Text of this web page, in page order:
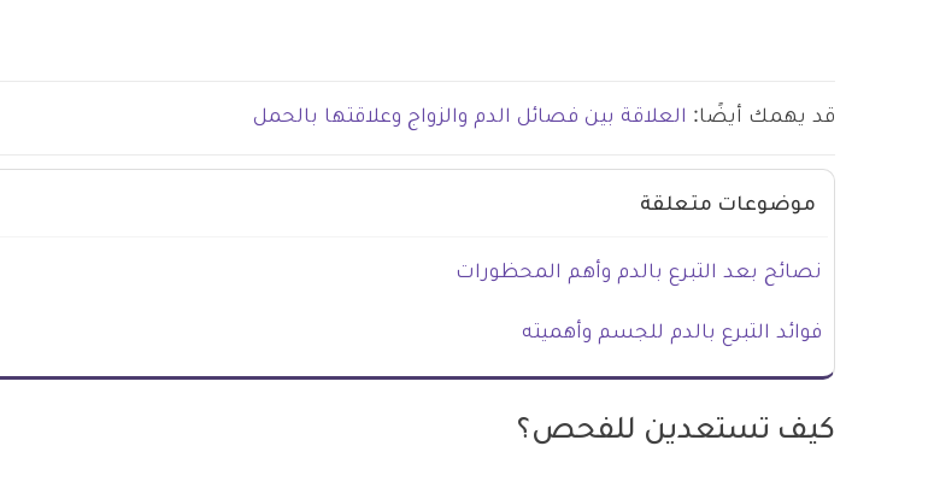
قد يهمك أيضًا: العلاقة بين فصائل الدم والزواج وعلاقتها بالحمل
موضوعات متعلقة
نصائح بعد التبرع بالدم وأهم المحظورات
فوائد التبرع بالدم للجسم وأهميته
كيف تستعدين للفحص؟